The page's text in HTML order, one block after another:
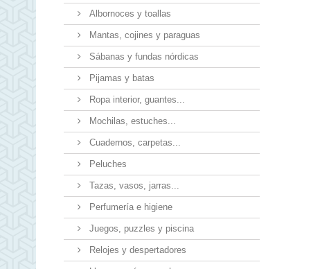
Albornoces y toallas
Mantas, cojines y paraguas
Sábanas y fundas nórdicas
Pijamas y batas
Ropa interior, guantes...
Mochilas, estuches...
Cuadernos, carpetas...
Peluches
Tazas, vasos, jarras...
Perfumería e higiene
Juegos, puzzles y piscina
Relojes y despertadores